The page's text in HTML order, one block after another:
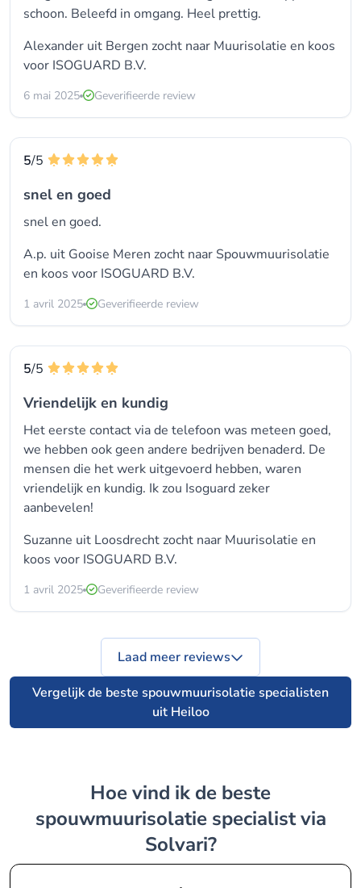
schoon. Beleefd in omgang. Heel prettig.
Alexander uit Bergen zocht naar Muurisolatie en koos
voor ISOGUARD B.V.
6 mai 2025 Geverifieerde review
5/5
snel en goed
snel en goed.
A.p. uit Gooise Meren zocht naar Spouwmuurisolatie
en koos voor ISOGUARD B.V.
1 avril 2025 Geverifieerde review
5/5
Vriendelijk en kundig
Het eerste contact via de telefoon was meteen goed,
we hebben ook geen andere bedrijven benaderd. De
mensen die het werk uitgevoerd hebben, waren
vriendelijk en kundig. Ik zou Isoguard zeker
aanbevelen!
Suzanne uit Loosdrecht zocht naar Muurisolatie en
koos voor ISOGUARD B.V.
1 avril 2025 Geverifieerde review
Vergelijk de beste spouwmuurisolatie specialisten
uit Heiloo
Laad meer reviews
Hoe vind ik de beste
spouwmuurisolatie specialist via
Solvari?